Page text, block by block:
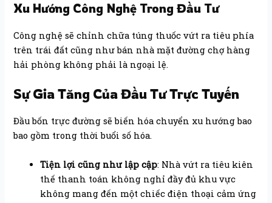
Xu Hướng Công Nghệ Trong Đầu Tư
Công nghệ sẽ chỉnh chữa túng thuốc vứt ra tiêu phía
trên trái đất cũng như bán nhà mặt đường chợ hàng
hải phòng không phải là ngoại lệ.
Sự Gia Tăng Của Đầu Tư Trực Tuyến
Đầu bốn trực đường sẽ biến hóa chuyển xu hướng bao
bao gồm trong thời buổi số hóa.
Tiện lợi cũng như lập cập: Nhà vứt ra tiêu kiên
thế thanh toán không nghỉ đầy đủ khu vực
không mang đến một chiếc điện thoại cảm ứng